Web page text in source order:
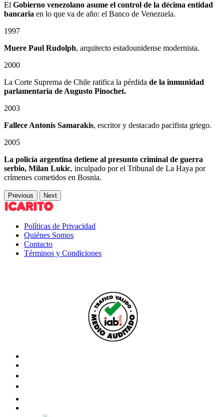
El Gobierno venezolano asume el control de la décima entidad
bancaria en lo que va de año: el Banco de Venezuela.
1997
Muere Paul Rudolph, arquitecto estadounidense modernista.
2000
La Corte Suprema de Chile ratifica la pérdida de la inmunidad
parlamentaria de Augusto Pinochet.
2003
Fallece Antonis Samarakis, escritor y destacado pacifista griego.
2005
La policía argentina detiene al presunto criminal de guerra
serbio, Milan Lukic, inculpado por el Tribunal de La Haya por
crímenes cometidos en Bosnia.
Previous Next
Políticas de Privacidad
Quiénes Somos
Contacto
Términos y Condiciones